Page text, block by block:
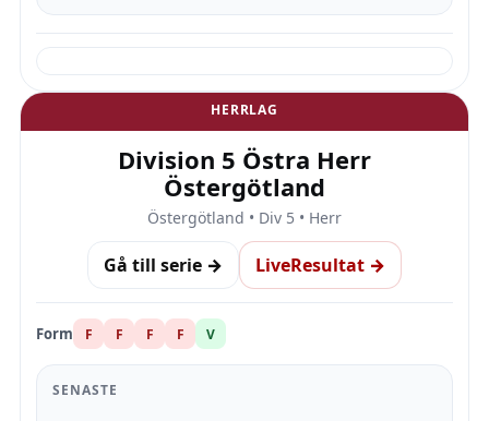
HERRLAG
Division 5 Östra Herr
Östergötland
Östergötland • Div 5 • Herr
Gå till serie → LiveResultat →
Form F F F F V
SENASTE